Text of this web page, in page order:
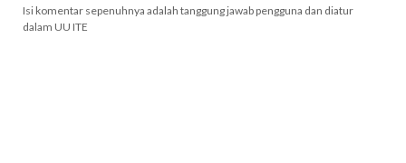
Isi komentar sepenuhnya adalah tanggung jawab pengguna dan diatur
dalam UU ITE